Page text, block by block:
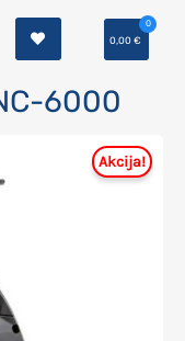
0,00€
0
6000